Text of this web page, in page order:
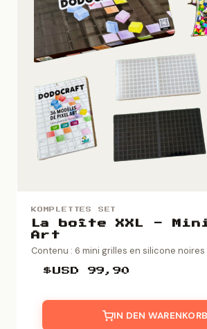
KOMPLETTES SET
La boîte XXL -
Art
Contenu : 6 mini grilles en silicone noires
$USD99,90
IN DEN WARENKORB